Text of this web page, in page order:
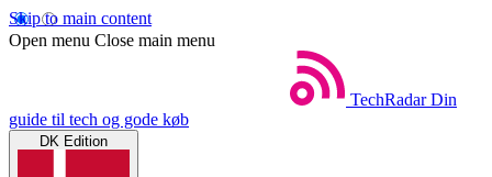
Skip to main content
Open menu Close main menu
TechRadar Din
guide til tech og gode køb
DK Edition